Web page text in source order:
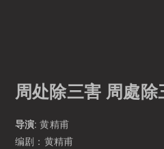
周处除三害 周處除
导演: 黄精甫
编剧：黄精甫